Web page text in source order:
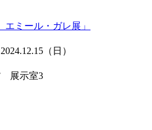
ミール・ガレ展」
（日）
展示室3